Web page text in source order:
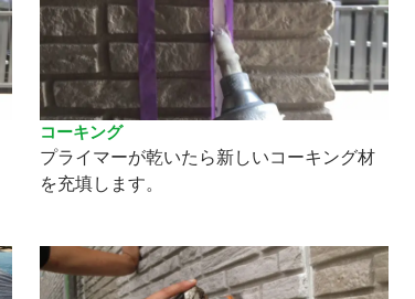
コーキング
プライマーが乾いたら新しいコーキング材
を充填します。